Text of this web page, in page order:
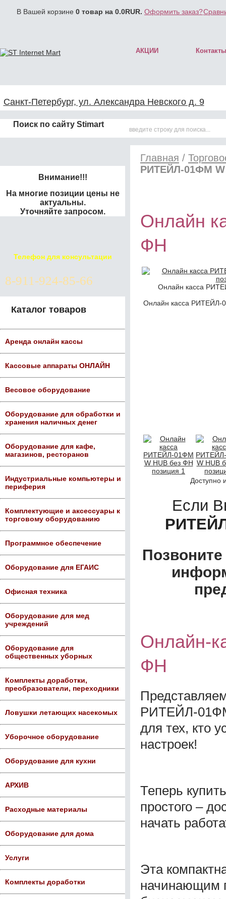
В Вашей корзине 0 товар на 0.0RUR. Оформить заказ?
АКЦИИ Контакты
Санкт-Петербург, ул. Александра Невского д. 9
Поиск по сайту Stimart
Внимание!!!
На многие позиции цены не
актуальны.
Уточняйте запросом.
Телефон для консультации
8-911-924-85-66
Каталог товаров
Аренда онлайн кассы
Кассовые аппараты ОНЛАЙН
Весовое оборудование
Оборудование для обработки и
хранения наличных денег
Оборудование для кафе,
магазинов, ресторанов
Индустриальные компьютеры и
периферия
Комплектующие и аксессуары к
торговому оборудованию
Программное обеспечение
Оборудование для ЕГАИС
Офисная техника
Оборудование для мед
учреждений
Оборудование для
общественных уборных
Комплекты доработки,
преобразователи, переходники
Ловушки летающих насекомых
Уборочное оборудование
Оборудование для кухни
АРХИВ
Расходные материалы
Оборудование для дома
Услуги
Комплекты доработки
Главная /
РИТЕЙЛ-01ФМ W
Онлайн
ФН
Онлайн касса
Онлайн касса РИТЕЙЛ-
Доступно
Если
Онлайн-
ФН
РИТЕЙЛ-01ФМ
для тех, кто
настроек!
Теперь
простого –
начать
Эта
начинающим